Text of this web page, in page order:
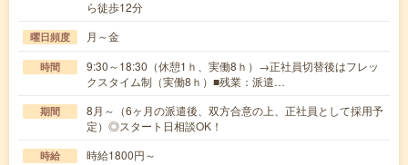
ら徒歩12分
曜日頻度 月～金
時間
9:30～18:30（休憩1ｈ、実働8ｈ）→正社員切替後はフレッ
クスタイム制（実働8ｈ）■残業：派遣…
期間
8月～（6ヶ月の派遣後、双方合意の上、正社員として採用予
定）◎スタート日相談OK！
時給 時給1800円～